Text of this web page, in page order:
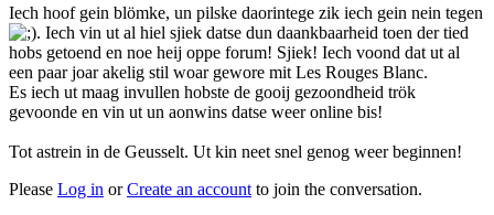
Iech hoof gein blömke, un pilske daorintege zik iech gein nein tegen
. Iech vin ut al hiel sjiek datse dun daankbaarheid toen der tied
hobs getoend en noe heij oppe forum! Sjiek! Iech voond dat ut al
een paar joar akelig stil woar gewore mit Les Rouges Blanc.
Es iech ut maag invullen hobste de gooij gezoondheid trök
gevoonde en vin ut un aonwins datse weer online bis!
Tot astrein in de Geusselt. Ut kin neet snel genog weer beginnen!
Please Log in orCreate an account to join the conversation.